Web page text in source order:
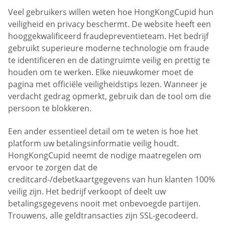
Veel gebruikers willen weten hoe HongKongCupid hun
veiligheid en privacy beschermt. De website heeft een
hooggekwalificeerd fraudepreventieteam. Het bedrijf
gebruikt superieure moderne technologie om fraude
te identificeren en de datingruimte veilig en prettig te
houden om te werken. Elke nieuwkomer moet de
pagina met officiële veiligheidstips lezen. Wanneer je
verdacht gedrag opmerkt, gebruik dan de tool om die
persoon te blokkeren.
Een ander essentieel detail om te weten is hoe het
platform uw betalingsinformatie veilig houdt.
HongKongCupid neemt de nodige maatregelen om
ervoor te zorgen dat de
creditcard-/debetkaartgegevens van hun klanten 100%
veilig zijn. Het bedrijf verkoopt of deelt uw
betalingsgegevens nooit met onbevoegde partijen.
Trouwens, alle geldtransacties zijn SSL-gecodeerd.